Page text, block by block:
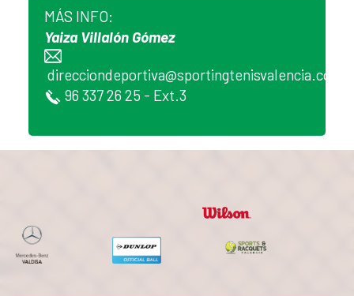
MÁS INFO:
Yaiza Villalón Gómez
direcciondeportiva@sportingtenisvalencia.com
96 337 26 25 - Ext.3